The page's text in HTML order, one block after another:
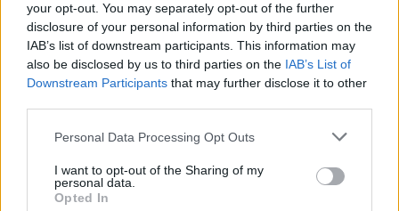
your opt-out. You may separately opt-out of the further
disclosure of your personal information by third parties on the
IAB’s list of downstream participants. This information may
also be disclosed by us to third parties on the IAB’s List of
Downstream Participants that may further disclose it to other
Personal Data Processing Opt Outs
I want to opt-out of the Sharing of my
personal data.
Opted In
Νέο Audi A2 e-tron με στόχο την κορυφή της αποδοτικότητας
Εθνική Νεανίδων: Με τη
του Ευρωμπάσκετ (live stream)
WNBA: Έκτη σερί νίκη για τους
ΕΛΣΤΑΤ: Στο 3,4% υποχώρησε ο πληθωρισμός τον Ιούλιο